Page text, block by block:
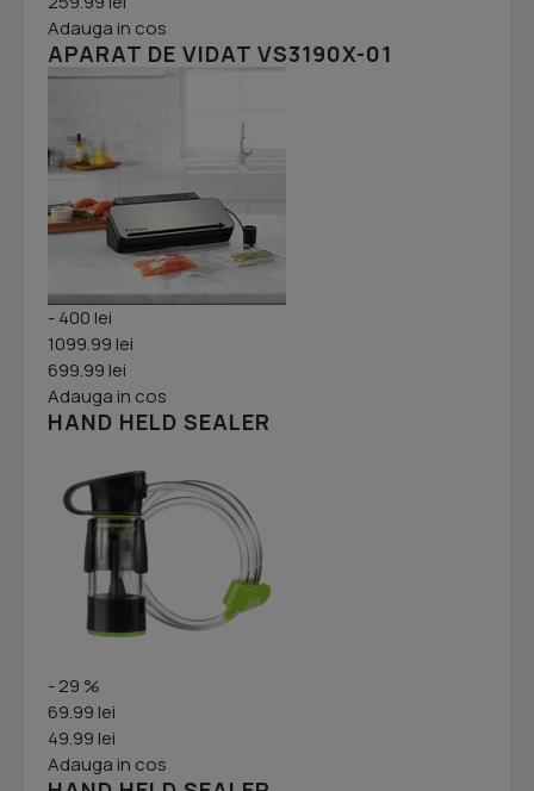
Adauga in cos
APARAT DE VIDAT VS3190X-01
- 400 lei
1099.99 lei
699.99 lei
Adauga in cos
HAND HELD SEALER
- 29 %
69.99 lei
49.99 lei
Adauga in cos